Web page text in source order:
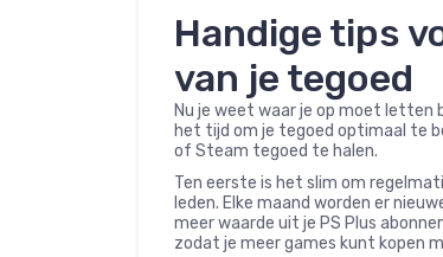
Handige tips
van je tegoed
Nu je weet waar je op moet letten
het tijd om je tegoed optimaal te
of Steam tegoed te halen.
Ten eerste is het slim om
leden. Elke maand worden er
meer waarde uit je PS Plus
zodat je meer games kunt kopen